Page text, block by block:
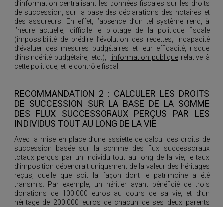
d’information centralisant les données fiscales sur les droits
de succession, sur la base des déclarations des notaires et
des assureurs. En effet, l’absence d’un tel système rend, à
l’heure actuelle, difficile le pilotage de la politique fiscale
(impossibilité de prédire l’évolution des recettes, incapacité
d’évaluer des mesures budgétaires et leur efficacité, risque
d’insincérité budgétaire, etc.), l ’information publiquerelative à
cette politique, et le contrôle fiscal.
RECOMMANDATION 2 : CALCULER LES DROITS
DE SUCCESSION SUR LA BASE DE LA SOMME
DES FLUX SUCCESSORAUX PERÇUS PAR LES
INDIVIDUS TOUT AU LONG DE LA VIE
Avec la mise en place d’une assiette de calcul des droits de
succession basée sur la somme des flux successoraux
totaux perçus par un individu tout au long de la vie, le taux
d’imposition dépendrait uniquement de la valeur des héritages
reçus, quelle que soit la façon dont le patrimoine a été
transmis. Par exemple, un héritier ayant bénéficié de trois
donations de 100.000 euros au cours de sa vie, et d’un
héritage de 200.000 euros de chacun de ses deux parents